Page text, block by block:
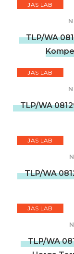
JAS LAB
TLP/WA
JAS LAB
TLP/WA
JAS LAB
TLP/WA
JAS LAB
TLP/WA